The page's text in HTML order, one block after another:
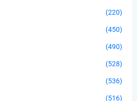
(220)
(450)
(490)
(528)
(536)
(516)